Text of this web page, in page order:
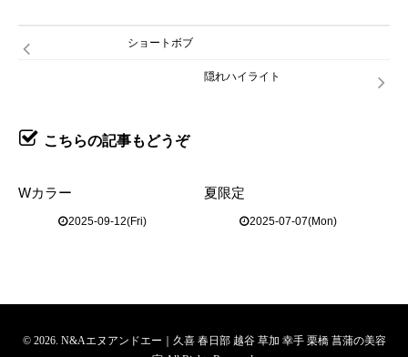
ショートボブ
隠れハイライト
こちらの記事もどうぞ
Wカラー
2025-09-12(Fri)
夏限定
2025-07-07(Mon)
© 2026. N&Aエヌアンドエー｜久喜 春日部 越谷 草加 幸手 栗橋 菖蒲の美容